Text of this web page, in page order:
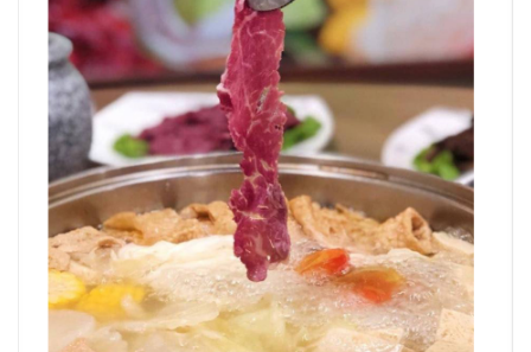
個人著作
活動實況記錄
媒體報導一覽
合作與代言
訂閱電子報